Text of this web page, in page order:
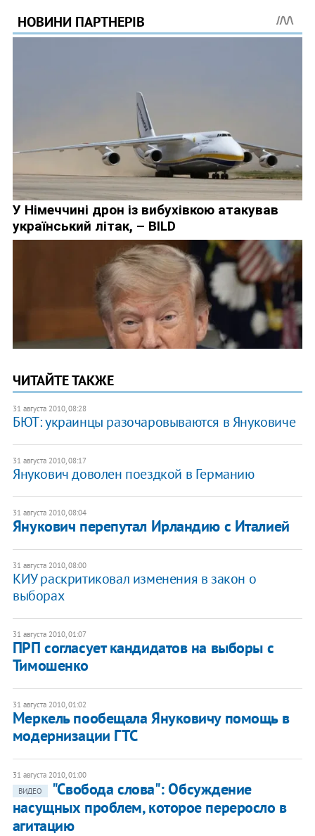
ЧИТАЙТЕ ТАКЖЕ
31 августа 2010, 08:28
БЮТ: украинцы разочаровываются в Януковиче
31 августа 2010, 08:17
Янукович доволен поездкой в Германию
31 августа 2010, 08:04
Янукович перепутал Ирландию с Италией
31 августа 2010, 08:00
КИУ раскритиковал изменения в закон о
выборах
31 августа 2010, 01:07
ПРП согласует кандидатов на выборы с
Тимошенко
31 августа 2010, 01:02
Меркель пообещала Януковичу помощь в
модернизации ГТС
31 августа 2010, 01:00
ВИДЕО
"Свобода слова": Обсуждение
насущных проблем, которое переросло в
агитацию